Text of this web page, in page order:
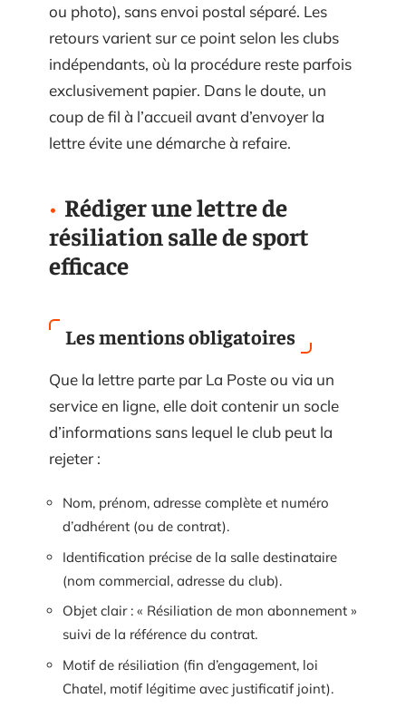
ou photo), sans envoi postal séparé. Les
retours varient sur ce point selon les clubs
indépendants, où la procédure reste parfois
exclusivement papier. Dans le doute, un
coup de fil à l’accueil avant d’envoyer la
lettre évite une démarche à refaire.
Rédiger une lettre de
résiliation salle de sport
efficace
Les mentions obligatoires
Que la lettre parte par La Poste ou via un
service en ligne, elle doit contenir un socle
d’informations sans lequel le club peut la
rejeter :
Nom, prénom, adresse complète et numéro
d’adhérent (ou de contrat).
Identification précise de la salle destinataire
(nom commercial, adresse du club).
Objet clair : « Résiliation de mon abonnement »
suivi de la référence du contrat.
Motif de résiliation (fin d’engagement, loi
Chatel, motif légitime avec justificatif joint).